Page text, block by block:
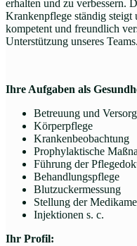
erhalten und zu verbessern.
Krankenpflege ständig
kompetent und freundlich
Unterstützung unseres Teams.
Ihre Aufgaben als
Betreuung und
Körperpflege
Krankenbeobachtung
Prophylaktische
Führung der
Behandlungspflege
Blutzuckermessung
Stellung der
Injektionen s. c.
Ihr Profil: